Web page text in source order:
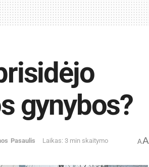
gynybos?
Pasaulis Laikas: 3 min skaitymo AA